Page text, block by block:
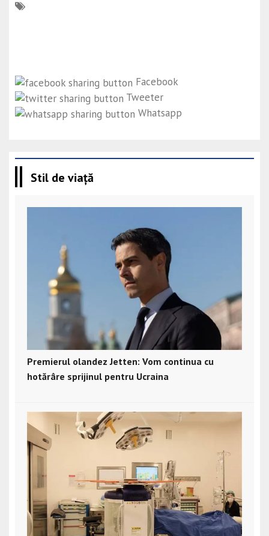
Facebook
Tweeter
Whatsapp
Stil de viață
Premierul olandez Jetten: Vom continua cu
hotărâre sprijinul pentru Ucraina